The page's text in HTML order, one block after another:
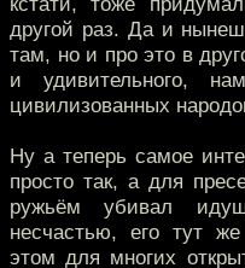
другой раз. Да и
там, но и про это в
и удивительного,
цивилизованных
Ну а теперь самое
просто так, а для
ружьём убивал
несчастью, его тут
этом для многих